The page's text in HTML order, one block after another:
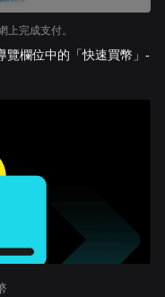
上完成支付。
覽欄位中的「快速買幣」-